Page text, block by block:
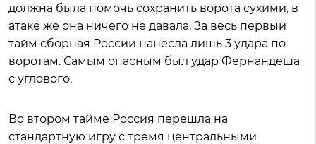
должна была помочь сохранить ворота сухими, в
атаке же она ничего не давала. За весь первый
тайм сборная России нанесла лишь 3 удара по
воротам. Самым опасным был удар Фернандеша
с углового.
Во втором тайме Россия перешла на
стандартную игру с тремя центральными